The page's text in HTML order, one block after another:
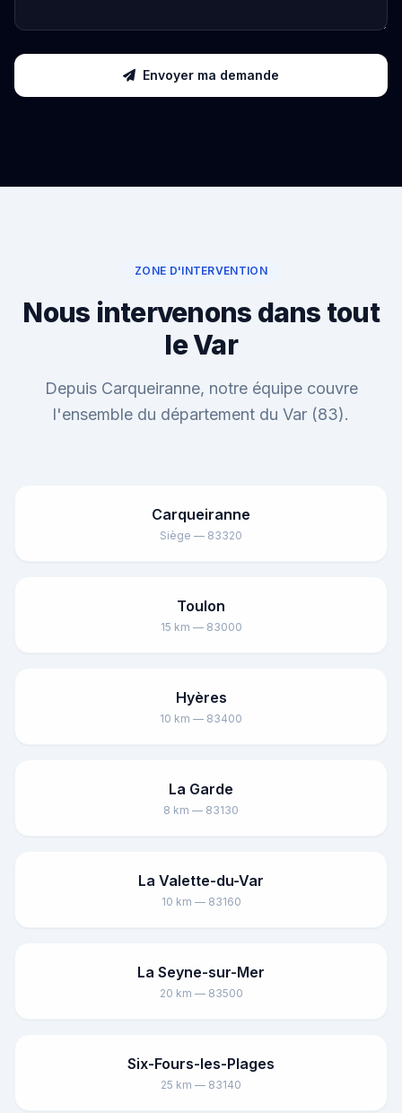
Envoyer ma demande
ZONE D'INTERVENTION
Nous intervenons dans tout
le Var
Depuis Carqueiranne, notre équipe couvre
l'ensemble du département du Var (83).
Carqueiranne
Siège — 83320
Toulon
15 km — 83000
Hyères
10 km — 83400
La Garde
8 km — 83130
La Valette-du-Var
10 km — 83160
La Seyne-sur-Mer
20 km — 83500
Six-Fours-les-Plages
25 km — 83140